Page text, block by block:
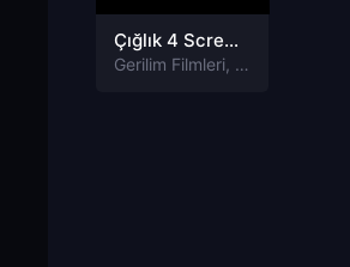
Çığlık 4 Scream 4 Türkçe Dublaj izle
Gerilim Filmleri, Gizem Filmleri